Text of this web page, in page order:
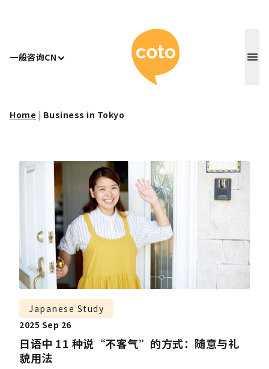
一般咨询CN Coto 日本
Home | Business in Tokyo
日语中 11 种说“不客气”的方式：随意与礼
貌用法
Japanese Study
2025 Sep 26